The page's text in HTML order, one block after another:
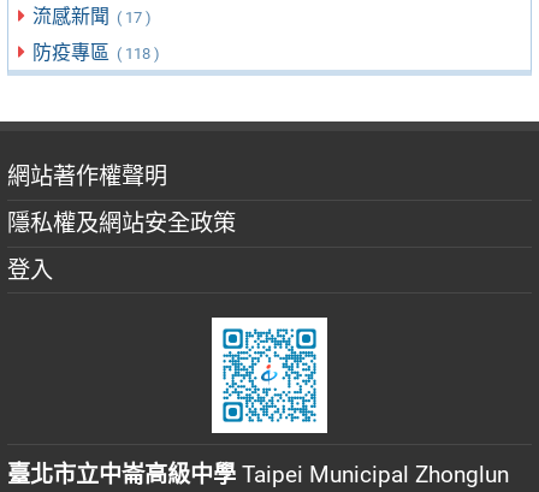
流感新聞 ( 17 )
防疫專區 ( 118 )
網站著作權聲明
隱私權及網站安全政策
登入
臺北市立中崙高級中學 Taipei Municipal Zhonglun